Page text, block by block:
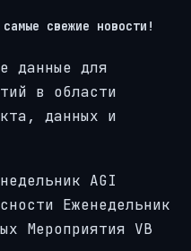
свежие новости!
данные для
в области
данных и
AGI
Еженедельник
Мероприятия VB